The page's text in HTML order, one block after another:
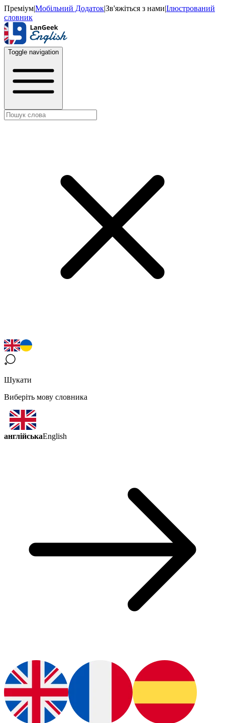
Преміум|Мобільний Додаток|Зв'яжіться з нами|Ілюстрований
словник
Toggle navigation
Шукати
Виберіть мову словника
англійськаEnglish